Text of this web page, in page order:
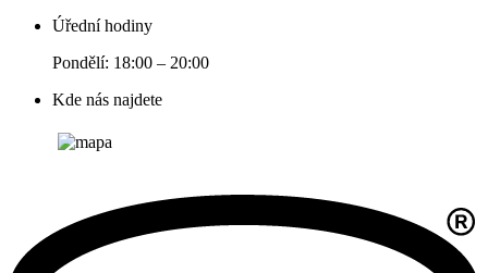
Úřední hodiny
Pondělí: 18:00 – 20:00
Kde nás najdete